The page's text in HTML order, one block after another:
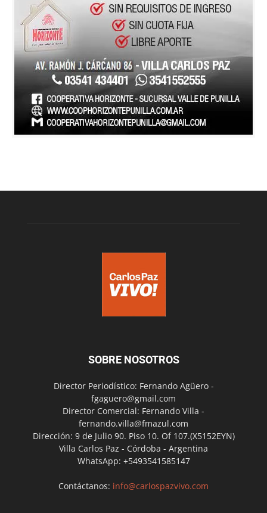
SOBRE NOSOTROS
Director Periodístico: Fernando Agüero -
fgaguero@gmail.com
Director Comercial: Fernando Villa -
fernando.villa@fmazul.com
Dirección: 9 de Julio 90. Piso 10. Of 107.(X5152EYN)
Villa Carlos Paz - Córdoba - Argentina
WhatsApp: +5493541585147
Contáctanos: info@carlospazvivo.com